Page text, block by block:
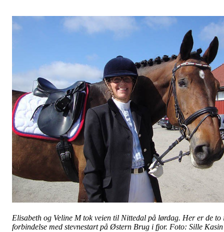
Elisabeth og Veline M tok veien til Nittedal på lørdag. Her er de to
forbindelse med stevnestart på Østern Brug i fjor. Foto: Sille Kasin